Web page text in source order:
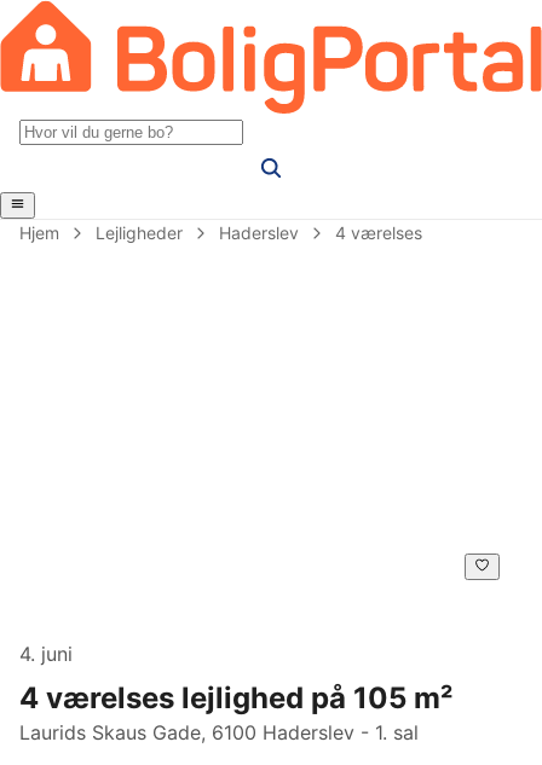
Hjem Lejligheder Haderslev 4 værelses
4. juni
4 værelses lejlighed på 105 m²
Laurids Skaus Gade, 6100 Haderslev - 1. sal